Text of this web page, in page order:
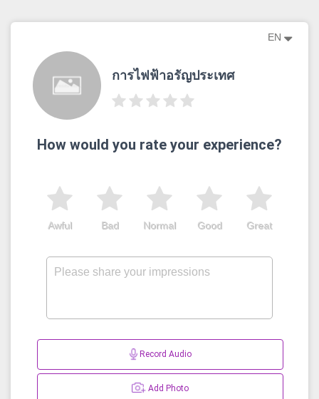
EN
การไฟฟ้าอรัญประเทศ
How would you rate your experience?
Great
Good
Normal
Bad
Awful
Record Audio
Add Photo